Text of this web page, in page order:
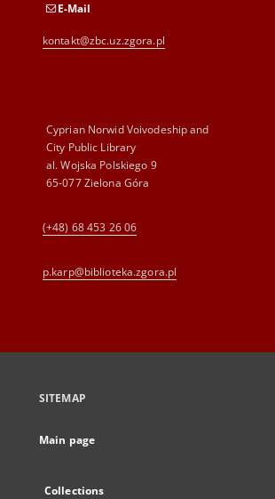
E-Mail
kontakt@zbc.uz.zgora.pl
Cyprian Norwid Voivodeship and
City Public Library
al. Wojska Polskiego 9
65-077 Zielona Góra
(+48) 68 453 26 06
p.karp@biblioteka.zgora.pl
SITEMAP
Main page
Collections